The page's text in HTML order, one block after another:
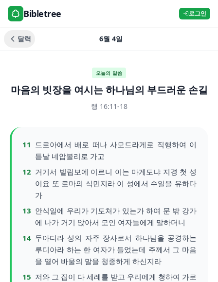
Bibletree 로그인
달력 6월 4일
오늘의 말씀
마음의 빗장을 여시는 하나님의 부드러운 손길
행 16:11-18
11 드로아에서 배로 떠나 사모드라게로 직행하여 이
튿날 네압볼리로 가고
12 거기서 빌립보에 이르니 이는 마게도냐 지경 첫 성
이요 또 로마의 식민지라 이 성에서 수일을 유하다
가
13 안식일에 우리가 기도처가 있는가 하여 문 밖 강가
에 나가 거기 앉아서 모인 여자들에게 말하더니
14 두아디라 성의 자주 장사로서 하나님을 공경하는
루디아라 하는 한 여자가 들었는데 주께서 그 마음
을 열어 바울의 말을 청종하게 하신지라
15 저와 그 집이 다 세례를 받고 우리에게 청하여 가로